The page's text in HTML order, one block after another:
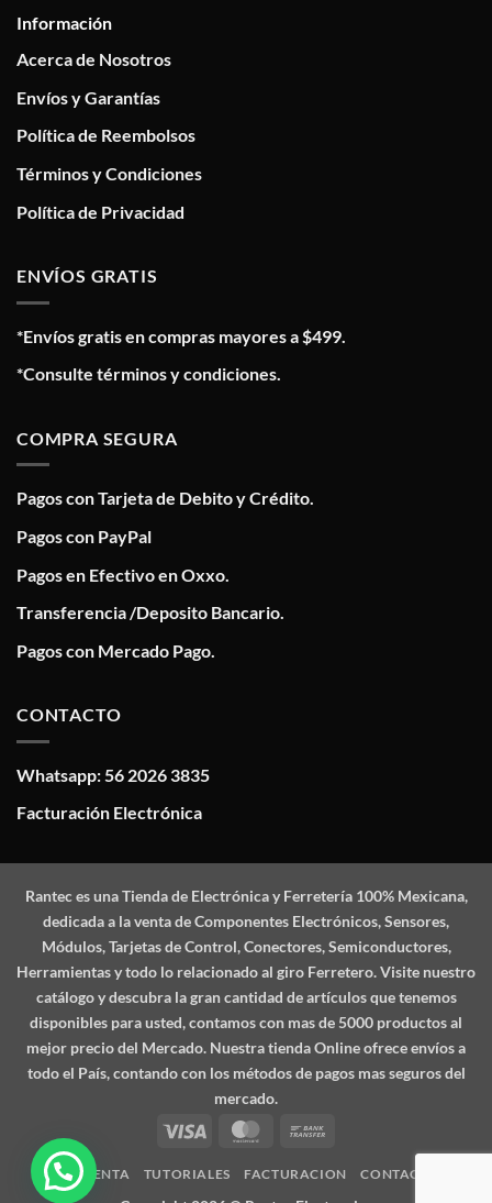
Información
Acerca de Nosotros
Envíos y Garantías
Política de Reembolsos
Términos y Condiciones
Política de Privacidad
ENVÍOS GRATIS
*Envíos gratis en compras mayores a $499.
*Consulte términos y condiciones.
COMPRA SEGURA
Pagos con Tarjeta de Debito y Crédito.
Pagos con PayPal
Pagos en Efectivo en Oxxo.
Transferencia /Deposito Bancario.
Pagos con Mercado Pago.
CONTACTO
Whatsapp: 56 2026 3835
Facturación Electrónica
Ranteces una Tienda de Electrónica y Ferretería 100% Mexicana,
dedicada a la venta de Componentes Electrónicos, Sensores,
Módulos, Tarjetas de Control, Conectores, Semiconductores,
Herramientas y todo lo relacionado al giro Ferretero. Visite nuestro
catálogo y descubra la gran cantidad de artículos que tenemos
disponibles para usted, contamos con mas de 5000 productos al
mejor precio del Mercado. Nuestra tienda Online ofrece envíos a
todo el País, contando con los métodos de pagos mas seguros del
mercado.
Visa
MasterCard
MI CUENTA TUTORIALES FACTURACION CONTACTO